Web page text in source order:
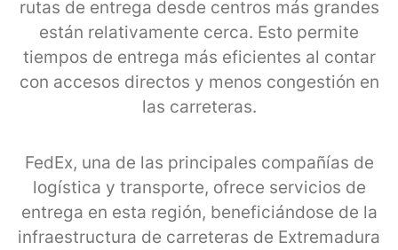
rutas de entrega desde centros más grandes
están relativamente cerca. Esto permite
tiempos de entrega más eficientes al contar
con accesos directos y menos congestión en
las carreteras.
FedEx, una de las principales compañías de
logística y transporte, ofrece servicios de
entrega en esta región, beneficiándose de la
infraestructura de carreteras de Extremadura